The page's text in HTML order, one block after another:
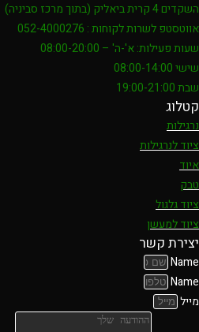
השקדים 4 קרית ביאליק (בתוך מרכז סביניה)
אווטסטפ לשרות לקוחות : 052-4000276
שעות פעילות: א'-ה' – 08:00-20:00
שישי 08:00-14:00
שבת 19:00-21:00
קטלוג
נרגילות
ציוד לנרגילות
איוד
טבק
ציוד גלגול
ציוד למעשן
יצירת קשר
Name
Name
מייל